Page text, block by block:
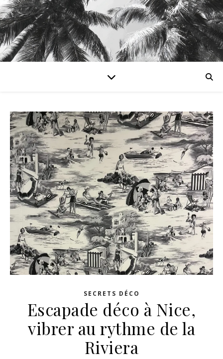
SECRETS DÉCO
Escapade déco à Nice,
vibrer au rythme de la
Riviera